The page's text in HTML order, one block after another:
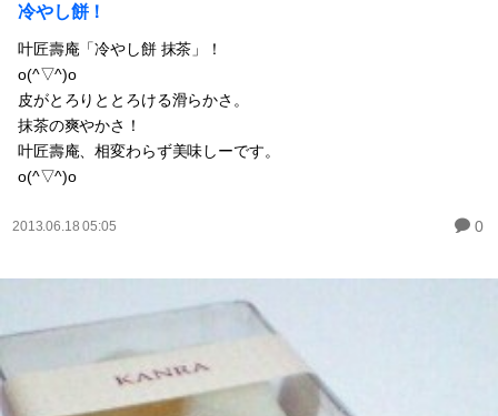
冷やし餅！
叶匠壽庵「冷やし餅 抹茶」！
o(^▽^)o
皮がとろりととろける滑らかさ。
抹茶の爽やかさ！
叶匠壽庵、相変わらず美味しーです。
o(^▽^)o
2013.06.18 05:05 0